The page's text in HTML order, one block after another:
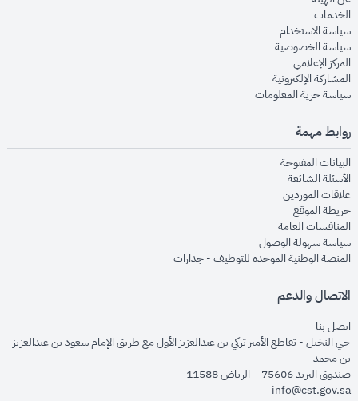
الخدماتopens in new window
سياسة الاستخدام
سياسة الخصوصيةopens in new window
المركز الإعلاميopens in new window
المشاركة الإلكترونيةopens in new window
سياسة حرية المعلوماتopens in new window
روابط مهمة
البيانات المفتوحةopens in new window
الأسئلة الشائعةopens in new window
علاقات الموردينopens in new window
خريطة الموقعopens in new window
المنافسات العامةopens in new window
سياسة سهولة الوصولopens in new window
المنصة الوطنية الموحدة للتوظيف - جداراتopens in new window
الاتصال والدعم
اتصل بنا
حي النخيل - تقاطع الأمير تركي بن عبدالعزيز الأول مع طريق الإمام سعود بن عبدالعزيز
بن محمد
صندوق البريد 75606 – الرياض 11588
info@cst.gov.sa